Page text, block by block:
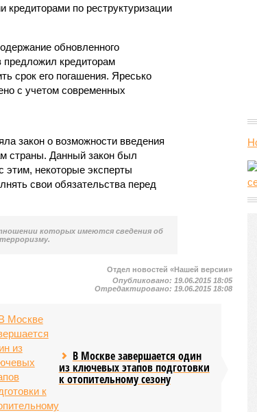
по реструктуризации
обновленного
кредиторам
срок его погашения. Яресько
с учетом современных
закон о возможности введения
страны. Данный закон был
этим, некоторые эксперты
свои обязательства перед
которых имеются сведения об
Отдел новостей «Нашей версии»
Опубликовано: 19.06.2015 18:05
Отредактировано: 19.06.2015 18:08
В Москве завершается один
из ключевых этапов подготовки
к отопительному сезону